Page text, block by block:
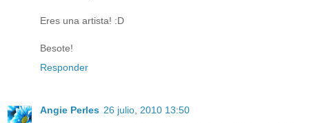
Eres una artista! :D
Besote!
Responder
Angie Perles 26 julio, 2010 13:50